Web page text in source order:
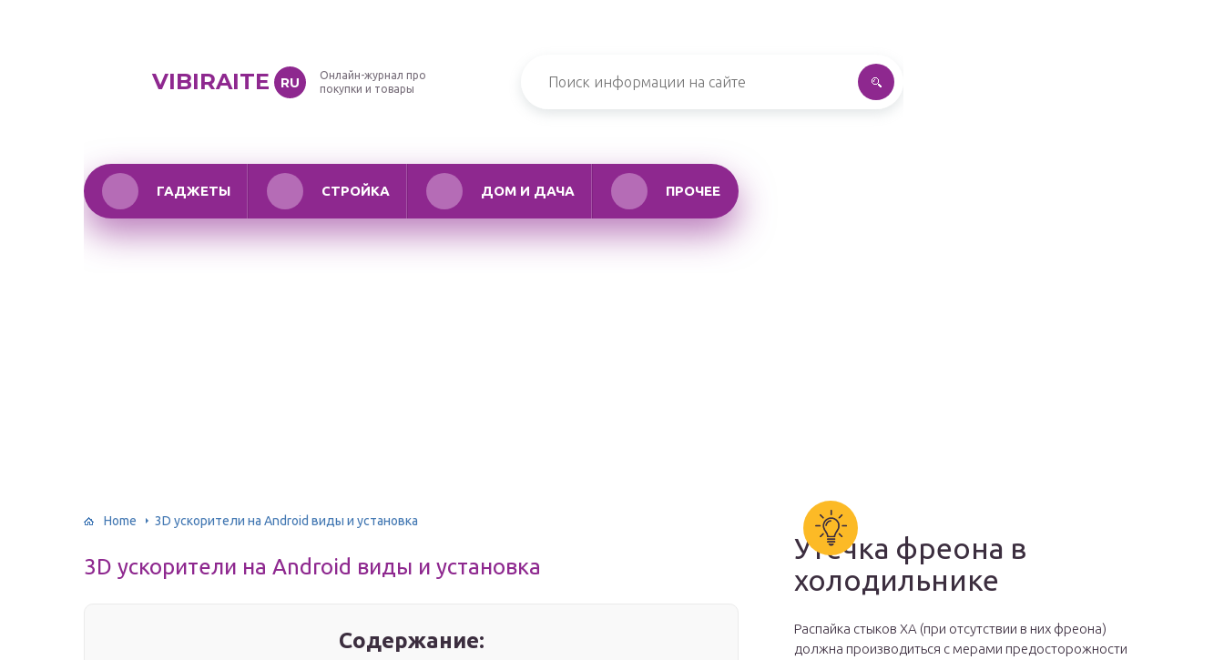
VIBIRAITE RU
Онлайн-журнал про
покупки и товары
ГАДЖЕТЫ СТРОЙКА ДОМ И ДАЧА ПРОЧЕЕ
Home 3D ускорители на Android виды и установка
3D ускорители на Android виды и установка
Содержание:
Утечка фреона в
холодильнике
Распайка стыков ХА (при отсутствии в них фреона)
должна производиться с мерами предосторожности